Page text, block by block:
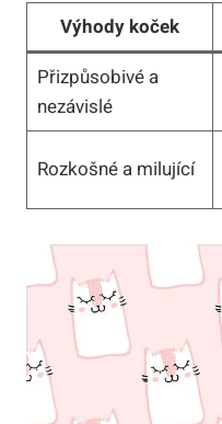
Výhody koček
Přizpůsobivé a
nezávislé
Rozkošné a milující